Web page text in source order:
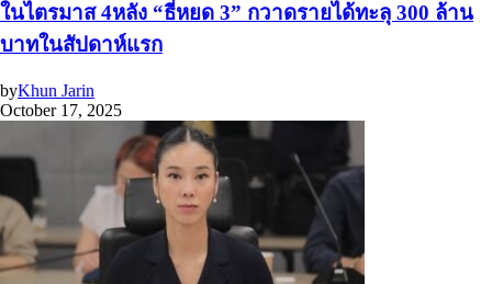
ในไตรมาส 4หลัง “ธี่หยด 3” กวาดรายได้ทะลุ 300 ล้าน
บาทในสัปดาห์แรก
byKhun Jarin
October 17, 2025